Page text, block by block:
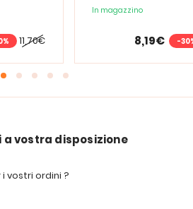
11,70€
In magazzino
8,19€ -
a vostra disposizione
vostri ordini ?